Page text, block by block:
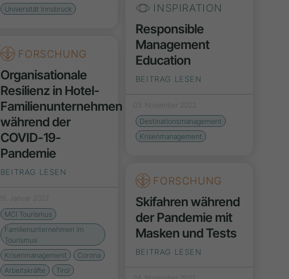
Universität Innsbruck
INSPIRATION
Responsible
Management
Education
BEITRAG LESEN
03. November 2022
Destinationsmanagement
Krisenmanagement
FORSCHUNG
Organisationale
Resilienz in Hotel-
Familienunternehmen
während der
COVID-19-
Pandemie
BEITRAG LESEN
26. Januar 2022
MCI Tourismus
Familienunternehmen im
Tourismus
Krisenmanagement
Corona
Arbeitskräfte
Tirol
FORSCHUNG
Skifahren während
der Pandemie mit
Masken und Tests
BEITRAG LESEN